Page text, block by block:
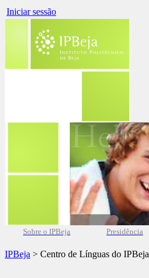
Iniciar sessão
Sobre o IPBeja Presidência
IPBeja > Centro de Línguas do IPBeja